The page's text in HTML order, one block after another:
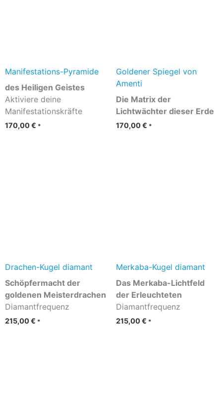
Manifestations-Pyramide
des Heiligen Geistes
Aktiviere deine
Manifestationskräfte
170,00€ *
Goldener Spiegel von
Amenti
Die Matrix der
Lichtwächter dieser Erde
170,00€ *
Drachen-Kugel diamant
Schöpfermacht der
goldenen Meisterdrachen
Diamantfrequenz
215,00€ *
Merkaba-Kugel diamant
Das Merkaba-Lichtfeld
der Erleuchteten
Diamantfrequenz
215,00€ *